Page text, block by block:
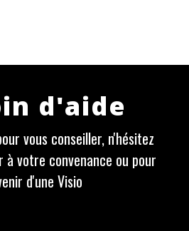
d'aide
vous conseiller, n'hésitez
à votre convenance ou pour
d'une Visio